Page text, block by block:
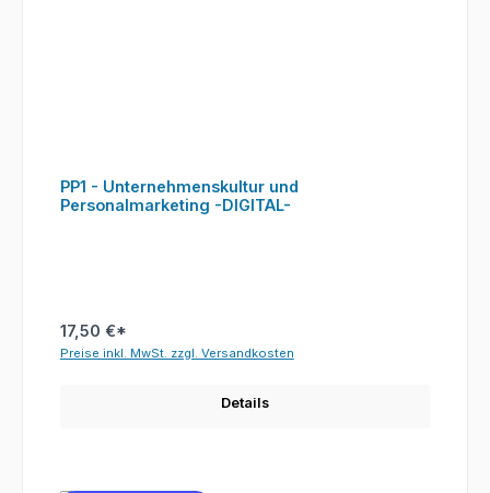
PP1 - Unternehmenskultur und
Personalmarketing -DIGITAL-
17,50 €*
Preise inkl. MwSt. zzgl. Versandkosten
Details